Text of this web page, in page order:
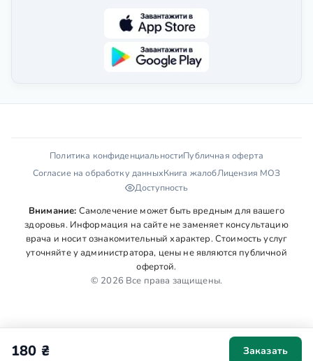
180 ₴ Заказать
Политика конфиденциальностиПубличная оферта
Согласие на обработку данныхКнига жалобЛицензия МОЗ
Доступность
Внимание: Самолечение может быть вредным для вашего
здоровья. Информация на сайте не заменяет консультацию
врача и носит ознакомительный характер. Стоимость услуг
уточняйте у администратора, цены не являются публичной
офертой.
© 2026 Все права защищены.
Мы используем cookies для аналитики и персонализации. Ваше